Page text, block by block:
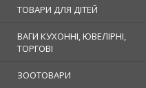
ТОВАРИ ДЛЯ ДІТЕЙ
ВАГИ КУХОННІ, ЮВЕЛІРНІ,
ТОРГОВІ
ЗООТОВАРИ